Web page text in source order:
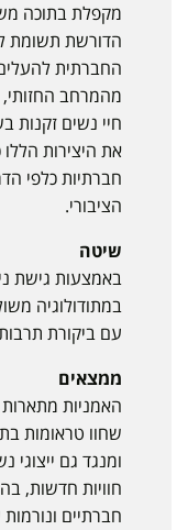
מקפלת בתוכה
הדורשת תשומת
החברתית
מהמרחב החזותי,
חיי נשים זקנות
את היצירות
חברתיות כלפי
הציבורי.
שיטה
באמצעות גישת
במתודולוגיה
עם ביקורת
ממצאים
האמניות
שחוו טראומות
ומנגד גם
חוויות חדשות,
חברתיים